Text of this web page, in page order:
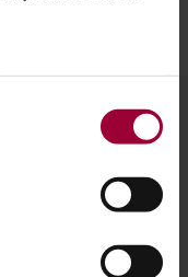
till flera meter
uppgifter
när som